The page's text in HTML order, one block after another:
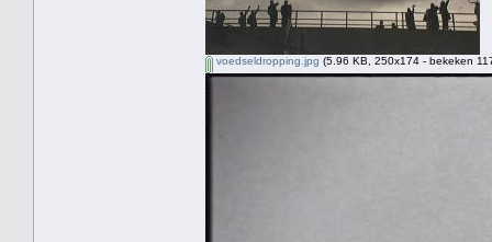
voedseldropping.jpg (5.96 KB, 250x174 - bekeken